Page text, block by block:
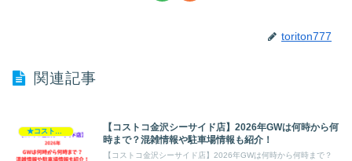
toriton777
関連記事
★コストコ・2026GW
【コストコ金沢シーサイド店】2026年GWは何時から何
時まで？混雑情報や駐車場情報も紹介！
【コストコ金沢シーサイド店】2026年GWは何時から何時まで？